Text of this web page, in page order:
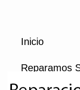
Inicio
Reparamos